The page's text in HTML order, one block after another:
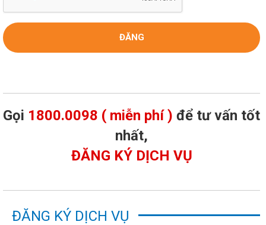
Gọi 1800.0098 ( miễn phí ) để tư vấn tốt
nhất,
ĐĂNG KÝ DỊCH VỤ
ĐĂNG KÝ DỊCH VỤ